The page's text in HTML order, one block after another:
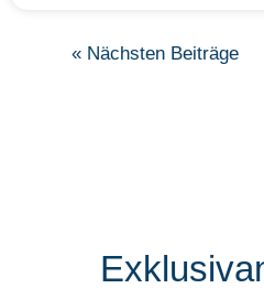
« Nächsten Beiträge